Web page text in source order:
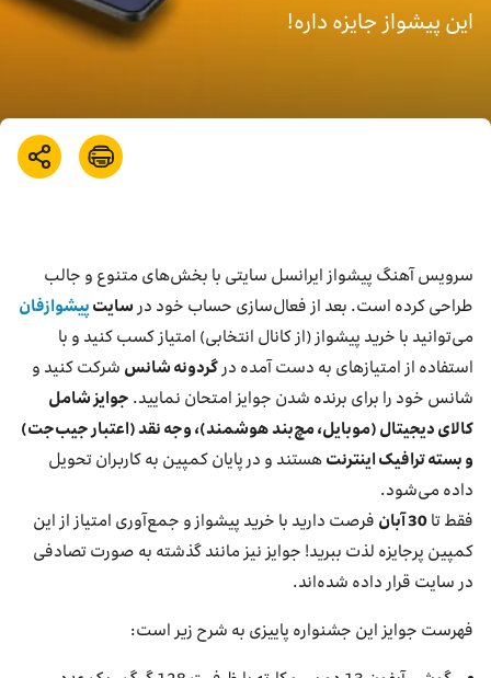
پشتیبانی
ترابرد به ایرانسل
EN
این پیشواز جایزه داره!
سرویس آهنگ پیشواز ایرانسل سایتی با بخش‌های متنوع و جالب
طراحی کرده است. بعد از فعال‌سازی حساب خود درسایتپیشوازفان
می‌توانید با خرید پیشواز (از کانال انتخابی) امتیاز کسب کنید و با
استفاده از امتیازهای به دست آمده درگردونه شانس شرکت کنید و
شانس خود را برای برنده شدن جوایز امتحان نمایید. جوایز شامل
کالای دیجیتال (موبایل، مچ‌بند هوشمند)، وجه نقد (اعتبار جیب‌جت)
و بسته ترافیک اینترنتهستند و در پایان کمپین به کاربران تحویل
داده می‌شود.
فقط تا30 آبان
فرصت دارید با خرید پیشواز و جمع‌آوری امتیاز از این
کمپین پرجایزه لذت ببرید! جوایز نیز مانند گذشته به صورت تصادفی
در سایت قرار داده شده‌اند.
فهرست جوایز این جشنواره پاییزی به شرح زیر است: